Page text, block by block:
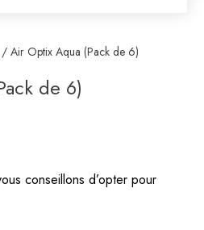
/ Air Optix Aqua (Pack de 6)
de 6)
conseillons d’opter pour